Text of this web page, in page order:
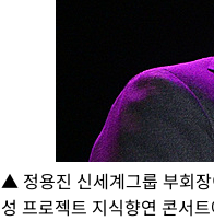
▲ 정용진 신세계그룹 부회
성 프로젝트 지식향연 콘서